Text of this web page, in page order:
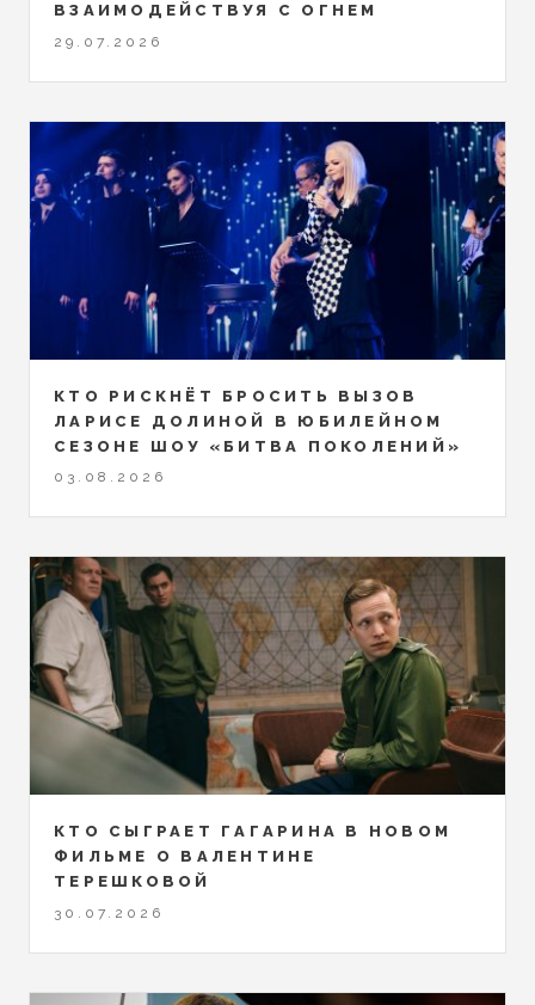
ВЗАИМОДЕЙСТВУЯ С ОГНЕМ
29.07.2026
КТО РИСКНЁТ БРОСИТЬ ВЫЗОВ
ЛАРИСЕ ДОЛИНОЙ В ЮБИЛЕЙНОМ
СЕЗОНЕ ШОУ «БИТВА ПОКОЛЕНИЙ»
03.08.2026
КТО СЫГРАЕТ ГАГАРИНА В НОВОМ
ФИЛЬМЕ О ВАЛЕНТИНЕ
ТЕРЕШКОВОЙ
30.07.2026